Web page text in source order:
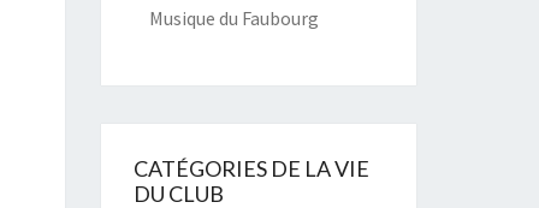
Musique du Faubourg
CATÉGORIES DE LA VIE
DU CLUB